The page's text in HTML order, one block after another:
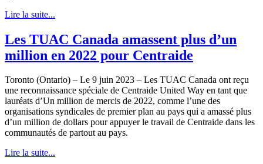
Lire la suite...
Les TUAC Canada amassent plus d’un
million en 2022 pour Centraide
Toronto (Ontario) – Le 9 juin 2023 – Les TUAC Canada ont reçu
une reconnaissance spéciale de Centraide United Way en tant que
lauréats d’Un million de mercis de 2022, comme l’une des
organisations syndicales de premier plan au pays qui a amassé plus
d’un million de dollars pour appuyer le travail de Centraide dans les
communautés de partout au pays.
Lire la suite...